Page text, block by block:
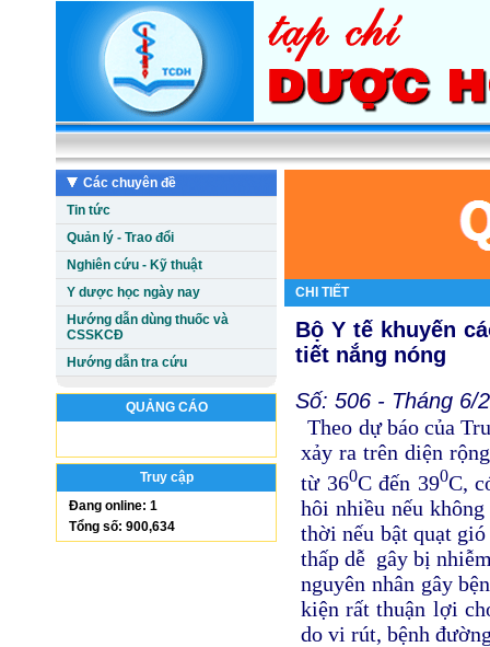
Các chuyên đề
Tin tức
Quản lý - Trao đổi
Nghiên cứu - Kỹ thuật
Y dược học ngày nay
Hướng dẫn dùng thuốc và
CSSKCĐ
Hướng dẫn tra cứu
QUẢNG CÁO
Truy cập
Đang online: 1
Tổng số: 900,634
CHI TIẾT
Bộ Y tế khuyến
tiết nắng nóng
Số: 506 - Tháng 6/
Theo dự báo của
xảy ra trên diện
từ 360C đến 390C,
hôi nhiều nếu
thời nếu bật quạt
thấp dễ gây bị
nguyên nhân gây
kiện rất thuận lợi
do vi rút, bệnh